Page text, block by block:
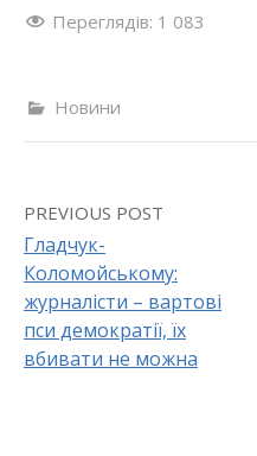
Переглядів: 1 083
Новини
P
o
PREVIOUS POST
Гладчук-
Коломойському:
журналісти – вартові
пси демократії, їх
вбивати не можна